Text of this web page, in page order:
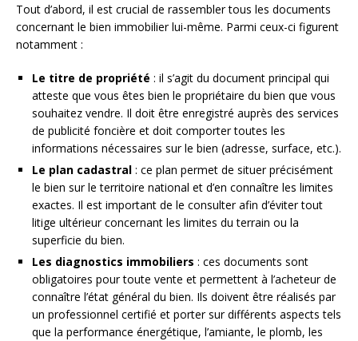
Tout d’abord, il est crucial de rassembler tous les documents
concernant le bien immobilier lui-même. Parmi ceux-ci figurent
notamment :
Le titre de propriété : il s’agit du document principal qui
atteste que vous êtes bien le propriétaire du bien que vous
souhaitez vendre. Il doit être enregistré auprès des services
de publicité foncière et doit comporter toutes les
informations nécessaires sur le bien (adresse, surface, etc.).
Le plan cadastral : ce plan permet de situer précisément
le bien sur le territoire national et d’en connaître les limites
exactes. Il est important de le consulter afin d’éviter tout
litige ultérieur concernant les limites du terrain ou la
superficie du bien.
Les diagnostics immobiliers : ces documents sont
obligatoires pour toute vente et permettent à l’acheteur de
connaître l’état général du bien. Ils doivent être réalisés par
un professionnel certifié et porter sur différents aspects tels
que la performance énergétique, l’amiante, le plomb, les